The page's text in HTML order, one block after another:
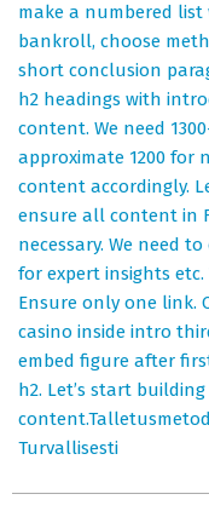
make a numbered
bankroll, choose
short conclusion
h2 headings with
content. We need
approximate 1200 for
content accordingly.
ensure all content in
necessary. We need
for expert insights
Ensure only one link.
casino inside intro
embed figure after
h2. Let’s start
Turvallisesti